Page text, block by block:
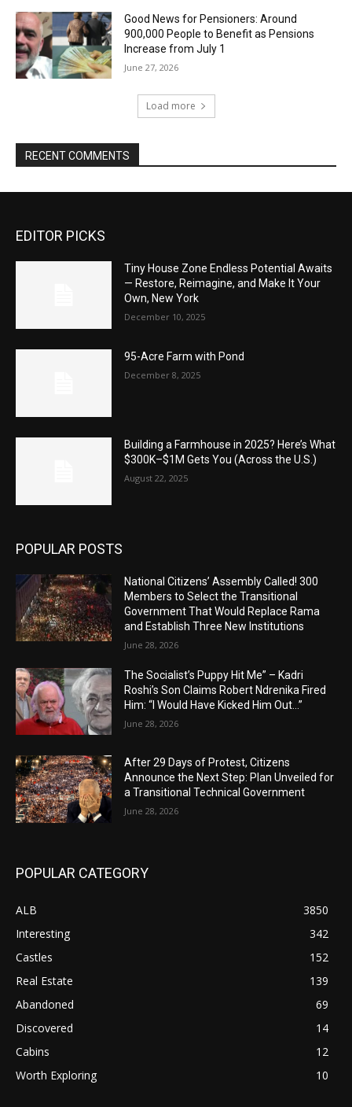
Good News for Pensioners: Around
900,000 People to Benefit as Pensions
Increase from July 1
June 27, 2026
Load more
RECENT COMMENTS
EDITOR PICKS
Tiny House Zone Endless Potential Awaits
— Restore, Reimagine, and Make It Your
Own, New York
December 10, 2025
95-Acre Farm with Pond
December 8, 2025
Building a Farmhouse in 2025? Here’s What
$300K–$1M Gets You (Across the U.S.)
August 22, 2025
POPULAR POSTS
National Citizens’ Assembly Called! 300
Members to Select the Transitional
Government That Would Replace Rama
and Establish Three New Institutions
June 28, 2026
The Socialist’s Puppy Hit Me” – Kadri
Roshi’s Son Claims Robert Ndrenika Fired
Him: “I Would Have Kicked Him Out…”
June 28, 2026
After 29 Days of Protest, Citizens
Announce the Next Step: Plan Unveiled for
a Transitional Technical Government
June 28, 2026
POPULAR CATEGORY
ALB
3850
Interesting
342
Castles
152
Real Estate
139
Abandoned
69
Discovered
14
Cabins
12
Worth Exploring
10